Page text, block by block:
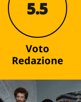
5.5
Voto
Redazione